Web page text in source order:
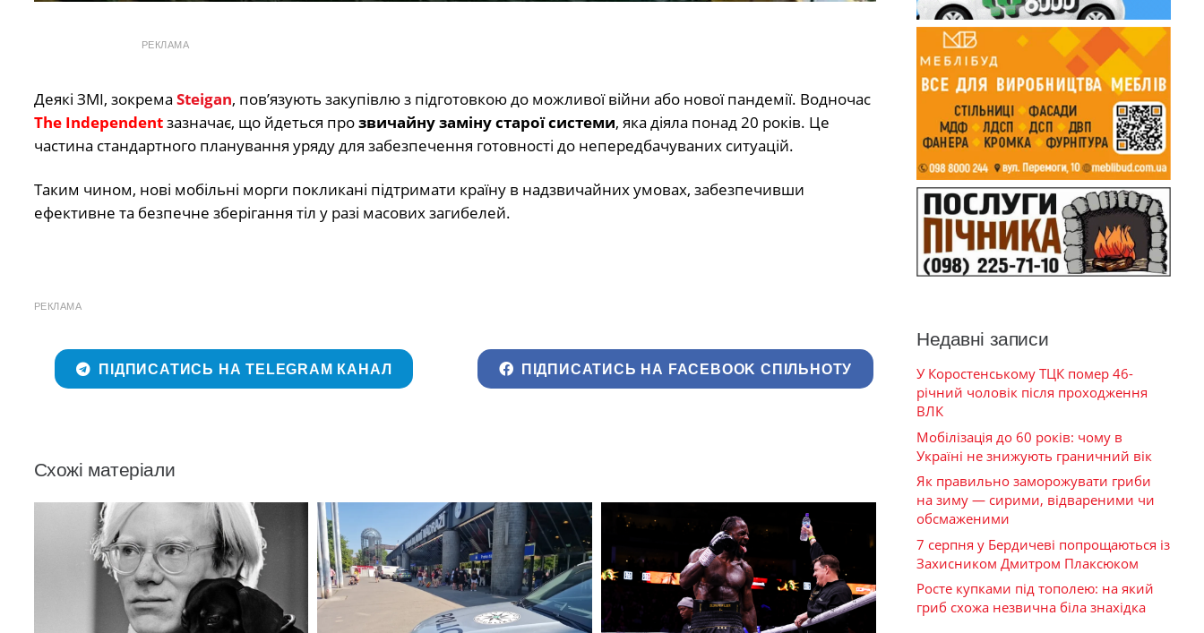
РЕКЛАМА
Деякі ЗМІ, зокрема Steigan, пов’язують закупівлю з підготовкою до можливої війни або нової пандемії. Водночас
The Independentзазначає, що йдеться прозвичайну заміну старої системи, яка діяла понад 20 років. Це
частина стандартного планування уряду для забезпечення готовності до непередбачуваних ситуацій.
Таким чином, нові мобільні морги покликані підтримати країну в надзвичайних умовах, забезпечивши
ефективне та безпечне зберігання тіл у разі масових загибелей.
РЕКЛАМА
ПІДПИСАТИСЬ НА TELEGRAM КАНАЛ ПІДПИСАТИСЬ НА FACEBOOK СПІЛЬНОТУ
Схожі матеріали
Недавні записи
У Коростенському ТЦК помер 46-
річний чоловік після проходження
ВЛК
Мобілізація до 60 років: чому в
Україні не знижують граничний вік
Як правильно заморожувати гриби
на зиму — сирими, відвареними чи
обсмаженими
7 серпня у Бердичеві попрощаються із
Захисником Дмитром Плаксюком
Росте купками під тополею: на який
гриб схожа незвична біла знахідка